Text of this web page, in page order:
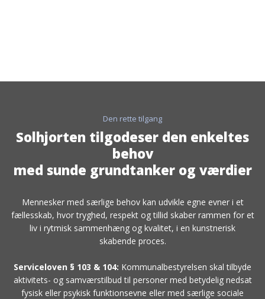
​Den rette tilgang
Solhjorten tilgodeser den enkeltes
behov
​med sunde grundtanker og værdier
Mennesker med særlige behov kan udvikle egne evner i et
fællesskab, hvor tryghed, respekt og tillid skaber rammen for et
liv i rytmisk sammenhæng og kvalitet, i en kunstnerisk
skabende proces.
Serviceloven § 103 & 104: Kommunalbestyrelsen skal tilbyde
aktivitets- og samværstilbud til personer med betydelig nedsat
fysisk eller psykisk funktionsevne eller med særlige sociale